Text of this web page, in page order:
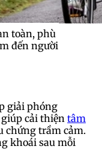
toàn, phù
đến người
giải phóng
cải thiện tâm
chứng trầm cảm.
khoái sau mỗi